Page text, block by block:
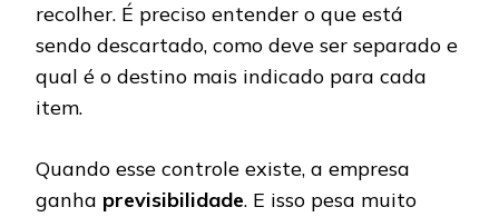
recolher. É preciso entender o que está
sendo descartado, como deve ser separado e
qual é o destino mais indicado para cada
item.
Quando esse controle existe, a empresa
ganha previsibilidade. E isso pesa muito